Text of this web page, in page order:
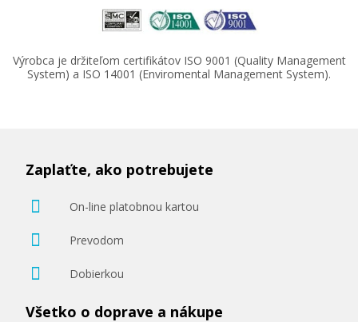
Výrobca je držiteľom certifikátov ISO 9001 (Quality Management
System) a ISO 14001 (Enviromental Management System).
Zaplaťte, ako potrebujete
On-line platobnou kartou
Prevodom
Dobierkou
Všetko o doprave a nákupe